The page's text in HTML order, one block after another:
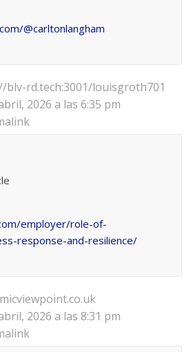
@carltonlangham
blv-rd.tech:3001/louisgroth701
2026 a las 6:35 pm
employer/role-of-
response-and-resilience/
2026 a las 8:31 pm